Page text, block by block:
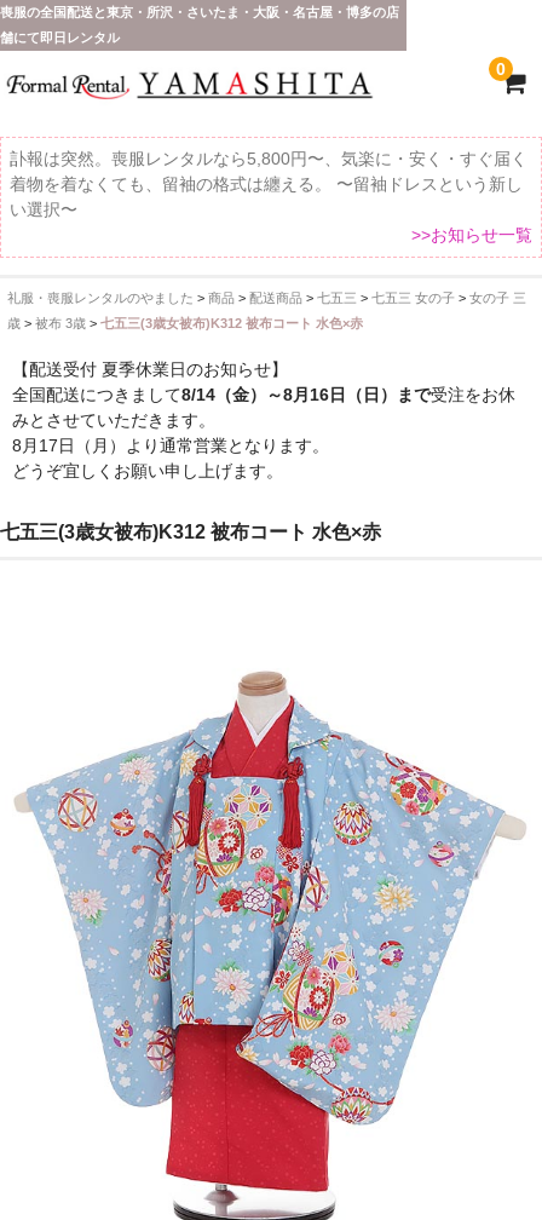
喪服の全国配送と東京・所沢・さいたま・大阪・名古屋・博多の店
舗にて即日レンタル
0
訃報は突然。喪服レンタルなら5,800円〜、気楽に・安く・すぐ届く
着物を着なくても、留袖の格式は纏える。 〜留袖ドレスという新し
い選択〜
>>お知らせ一覧
ホーム
全 国 配 送
受取り場所が選べます
東京即日バイク便
礼服・喪服レンタルのやました > 商品> 配送商品> 七五三 > 七五三 女の子 > 女の子 三
歳> 被布 3歳> 七五三(3歳女被布)K312 被布コート 水色×赤
【配送受付 夏季休業日のお知らせ】
全国配送につきまして8/14（金）～8月16日（日）まで受注をお休
みとさせていただきます。
8月17日（月）より通常営業となります。
どうぞ宜しくお願い申し上げます。
七五三(3歳女被布)K312 被布コート 水色×赤